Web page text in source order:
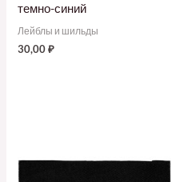
темно-синий
Лейблы и шильды
30,00₽